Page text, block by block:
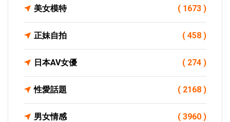
美女模特 ( 1673 )
正妹自拍 ( 458 )
日本AV女優 ( 274 )
性愛話題 ( 2168 )
男女情感 ( 3960 )